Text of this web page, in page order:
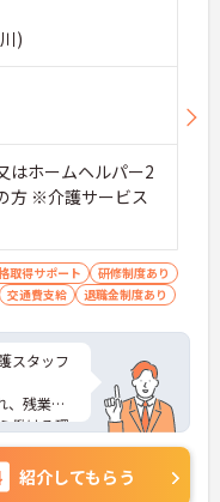
)
はホームヘルパー2
方 ※介護サービス
取得サポート
研修制度あり
交通費支給 退職金制度あり
スタッフ
、残業も
働ける環
らに詳
さい。
紹介してもらう